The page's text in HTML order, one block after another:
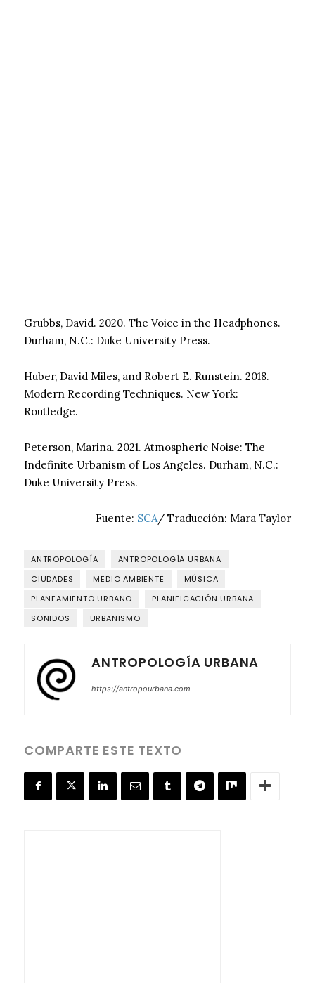
Grubbs, David. 2020. The Voice in the Headphones.
Durham, N.C.: Duke University Press.
Huber, David Miles, and Robert E. Runstein. 2018.
Modern Recording Techniques. New York:
Routledge.
Peterson, Marina. 2021. Atmospheric Noise: The
Indefinite Urbanism of Los Angeles. Durham, N.C.:
Duke University Press.
Fuente: SCA/ Traducción: Mara Taylor
ANTROPOLOGÍA
ANTROPOLOGÍA URBANA
CIUDADES
MEDIO AMBIENTE
MÚSICA
PLANEAMIENTO URBANO
PLANIFICACIÓN URBANA
SONIDOS
URBANISMO
ANTROPOLOGÍA URBANA
https://antropourbana.com
COMPARTE ESTE TEXTO